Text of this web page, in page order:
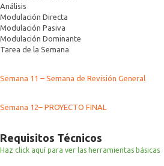
Análisis
Modulación Directa
Modulación Pasiva
Modulación Dominante
Tarea de la Semana
Semana 11 – Semana de Revisión General
Semana 12– PROYECTO FINAL
Requisitos Técnicos
Haz click aquí para ver las herramientas básicas